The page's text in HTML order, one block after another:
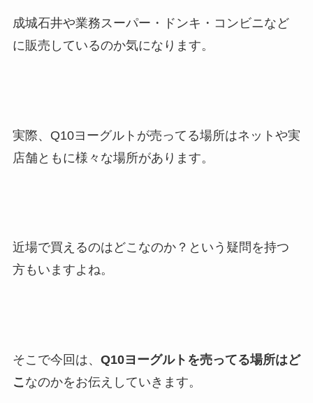
成城石井や業務スーパー・ドンキ・コンビニなど
に販売しているのか気になります。
実際、Q10ヨーグルトが売ってる場所はネットや実
店舗ともに様々な場所があります。
近場で買えるのはどこなのか？という疑問を持つ
方もいますよね。
そこで今回は、 Q10ヨーグルトを売ってる場所はど
こなのかをお伝えしていきます。